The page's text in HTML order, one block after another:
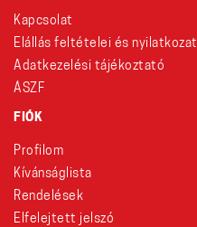
Kapcsolat
Elállás feltételei és nyilatkozat
Adatkezelési tájékoztató
ÁSZF
FIÓK
Profilom
Kívánságlista
Rendelések
Elfelejtett jelszó